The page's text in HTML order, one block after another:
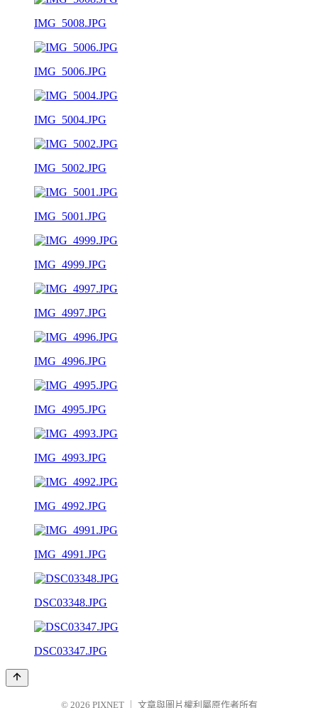
IMG_5008.JPG
IMG_5006.JPG
IMG_5004.JPG
IMG_5002.JPG
IMG_5001.JPG
IMG_4999.JPG
IMG_4997.JPG
IMG_4996.JPG
IMG_4995.JPG
IMG_4993.JPG
IMG_4992.JPG
IMG_4991.JPG
DSC03348.JPG
DSC03347.JPG
© 2026 PIXNET 文章與圖片權利屬原作者所有